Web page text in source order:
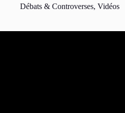
Débats & Controverses, Vidéos